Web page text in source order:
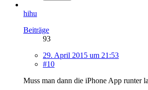
hihu
Beiträge
93
29. April 2015 um 21:53
#10
Muss man dann die iPhone App runter